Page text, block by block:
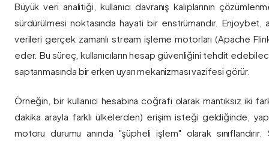
Büyük veri analitiği, kullanıcı davranış kalıplarının
sürdürülmesi noktasında hayati bir enstrümandır. Enjoybet,
verileri gerçek zamanlı stream işleme motorları (Apache Flink
eder. Bu süreç, kullanıcıların hesap güvenliğini tehdit
saptanmasında bir erken uyarı mekanizması vazifesi görür.
Örneğin, bir kullanıcı hesabına coğrafi olarak mantıksız iki
dakika arayla farklı ülkelerden) erişim isteği geldiğinde,
motoru durumu anında "şüpheli işlem" olarak sınıflandırır.